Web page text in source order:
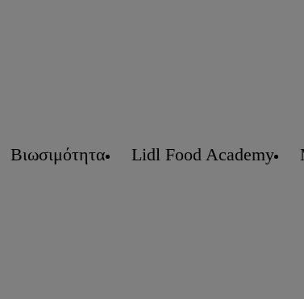
Βιωσιμότητα Lidl Food Academy